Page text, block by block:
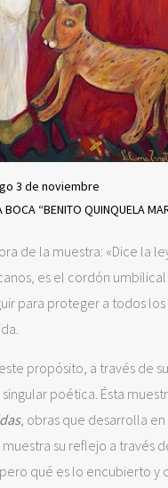
3 de noviembre
BOCA “BENITO QUINQUELA
de la muestra: «Dice la
es el cordón
para proteger a todos
propósito, a través de
singular poética. Ésta
, obras que desarrolla
su reflejo a través
qué es lo encubierto y